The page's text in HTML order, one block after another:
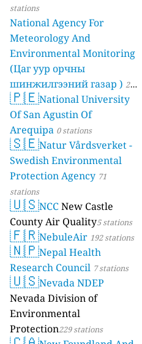
stations
National Agency For
Meteorology And
Environmental Monitoring
(Цаг уур орчны
шинжилгээний газар ) 21
stations
🇵🇪National University
Of San Agustin Of
Arequipa 0 stations
🇸🇪Natur Vårdsverket -
Swedish Environmental
Protection Agency 71
stations
🇺🇸NCCNew Castle
County Air Quality5 stations
🇫🇷NebuleAir 192 stations
🇳🇵Nepal Health
Research Council 7 stations
🇺🇸Nevada NDEP
Nevada Division of
Environmental
Protection229 stations